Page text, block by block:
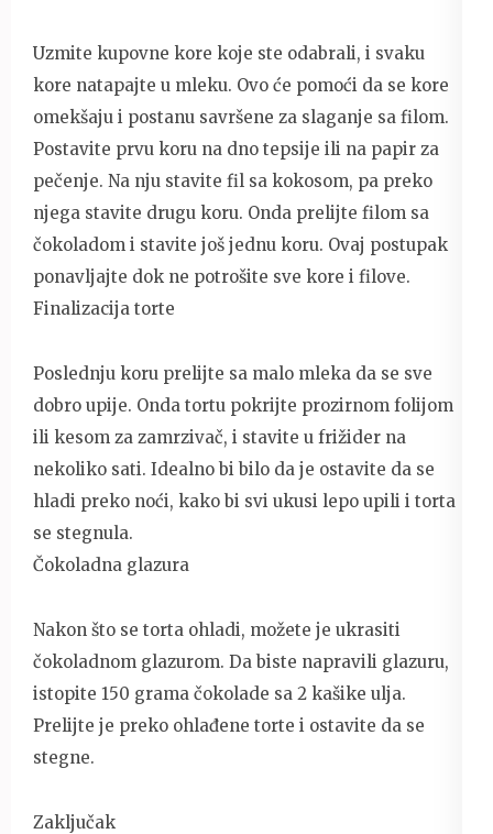
Uzmite kupovne kore koje ste odabrali, i svaku
kore natapajte u mleku. Ovo će pomoći da se kore
omekšaju i postanu savršene za slaganje sa filom.
Postavite prvu koru na dno tepsije ili na papir za
pečenje. Na nju stavite fil sa kokosom, pa preko
njega stavite drugu koru. Onda prelijte filom sa
čokoladom i stavite još jednu koru. Ovaj postupak
ponavljajte dok ne potrošite sve kore i filove.
Finalizacija torte
Poslednju koru prelijte sa malo mleka da se sve
dobro upije. Onda tortu pokrijte prozirnom folijom
ili kesom za zamrzivač, i stavite u frižider na
nekoliko sati. Idealno bi bilo da je ostavite da se
hladi preko noći, kako bi svi ukusi lepo upili i torta
se stegnula.
Čokoladna glazura
Nakon što se torta ohladi, možete je ukrasiti
čokoladnom glazurom. Da biste napravili glazuru,
istopite 150 grama čokolade sa 2 kašike ulja.
Prelijte je preko ohlađene torte i ostavite da se
stegne.
Zaključak